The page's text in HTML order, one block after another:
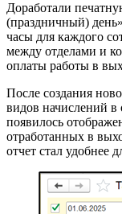
Доработали
(праздничный)
часы для каждого
между отделами и
оплаты работы в
После создания
видов начислений в
появилось
отработанных в
отчет стал удобнее